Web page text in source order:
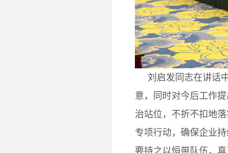
刘启发同志在讲话中
意，同时对今后工作
治站位，不折不扣地
专项行动，确保企业
要持之以恒带队伍，